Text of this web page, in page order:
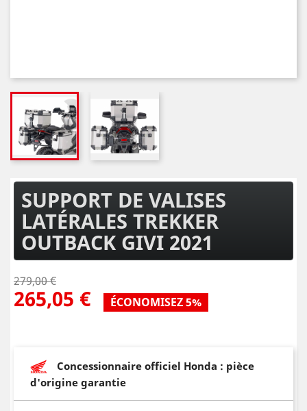
SUPPORT DE VALISES
LATÉRALES TREKKER
OUTBACK GIVI 2021
279,00 €
265,05 € ÉCONOMISEZ 5%
Concessionnaire officiel Honda : pièce
d'origine garantie